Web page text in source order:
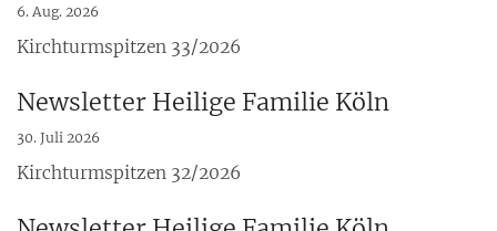
6. Aug. 2026
Kirchturmspitzen 33/2026
Newsletter Heilige Familie Köln
30. Juli 2026
Kirchturmspitzen 32/2026